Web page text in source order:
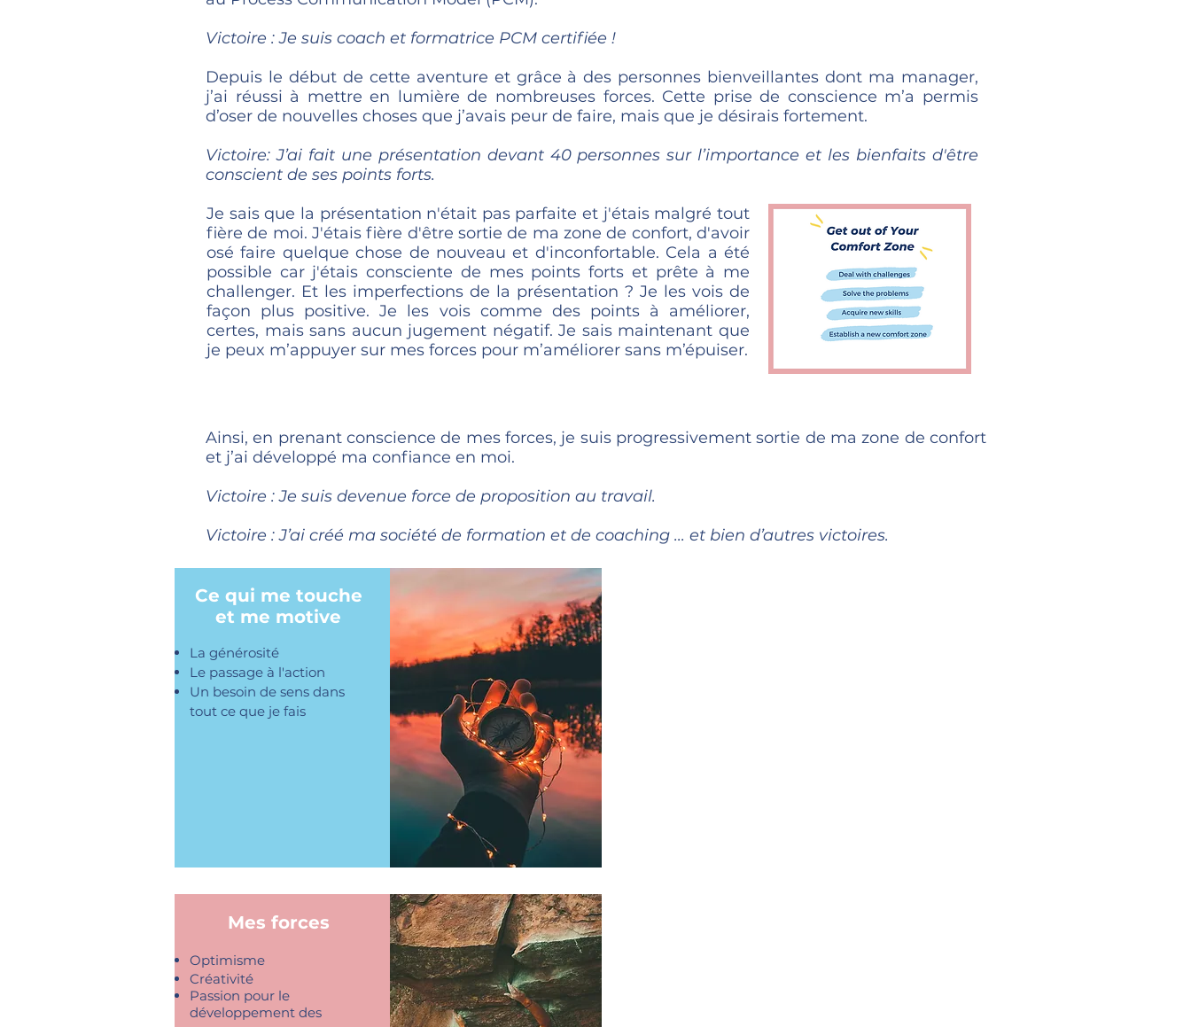
Victoire : Je suis coach et formatrice PCM certifiée !
Depuis le début de cette aventure et grâce à des personnes bienveillantes dont ma manager,
j’ai réussi à mettre en lumière de nombreuses forces. Cette prise de conscience m’a permis
d’oser de nouvelles choses que j’avais peur de faire, mais que je désirais fortement.
Victoire: J’ai fait une présentation devant 40 personnes sur l’importance et les bienfaits d'être
conscient de ses points forts.
Je sais que la présentation n'était pas parfaite et j'étais malgré tout
fière de moi. J'étais fière d'être sortie de ma zone de confort, d'avoir
osé faire quelque chose de nouveau et d'inconfortable. Cela a été
possible car j'étais consciente de mes points forts et prête à me
challenger. Et les imperfections de la présentation ? Je les vois de
façon plus positive. Je les vois comme des points à améliorer,
certes, mais sans aucun jugement négatif. Je sais maintenant que
je peux m’appuyer sur mes forces pour m’améliorer sans m’épuiser.
Ainsi, en prenant conscience de mes forces, je suis progressivement sortie de ma zone de confort
et j’ai développé ma confiance en moi.
Victoire : Je suis devenue force de proposition au travail.
Victoire : J’ai créé ma société de formation et de coaching ... et bien d’autres victoires.
Ce qui me touche
et me motive
La générosité
Le passage à l'action
Un besoin de sens dans
tout ce que je fais
Mes forces
Optimisme
Créativité
Passion pour le
développement des